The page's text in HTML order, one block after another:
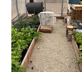
recenzi